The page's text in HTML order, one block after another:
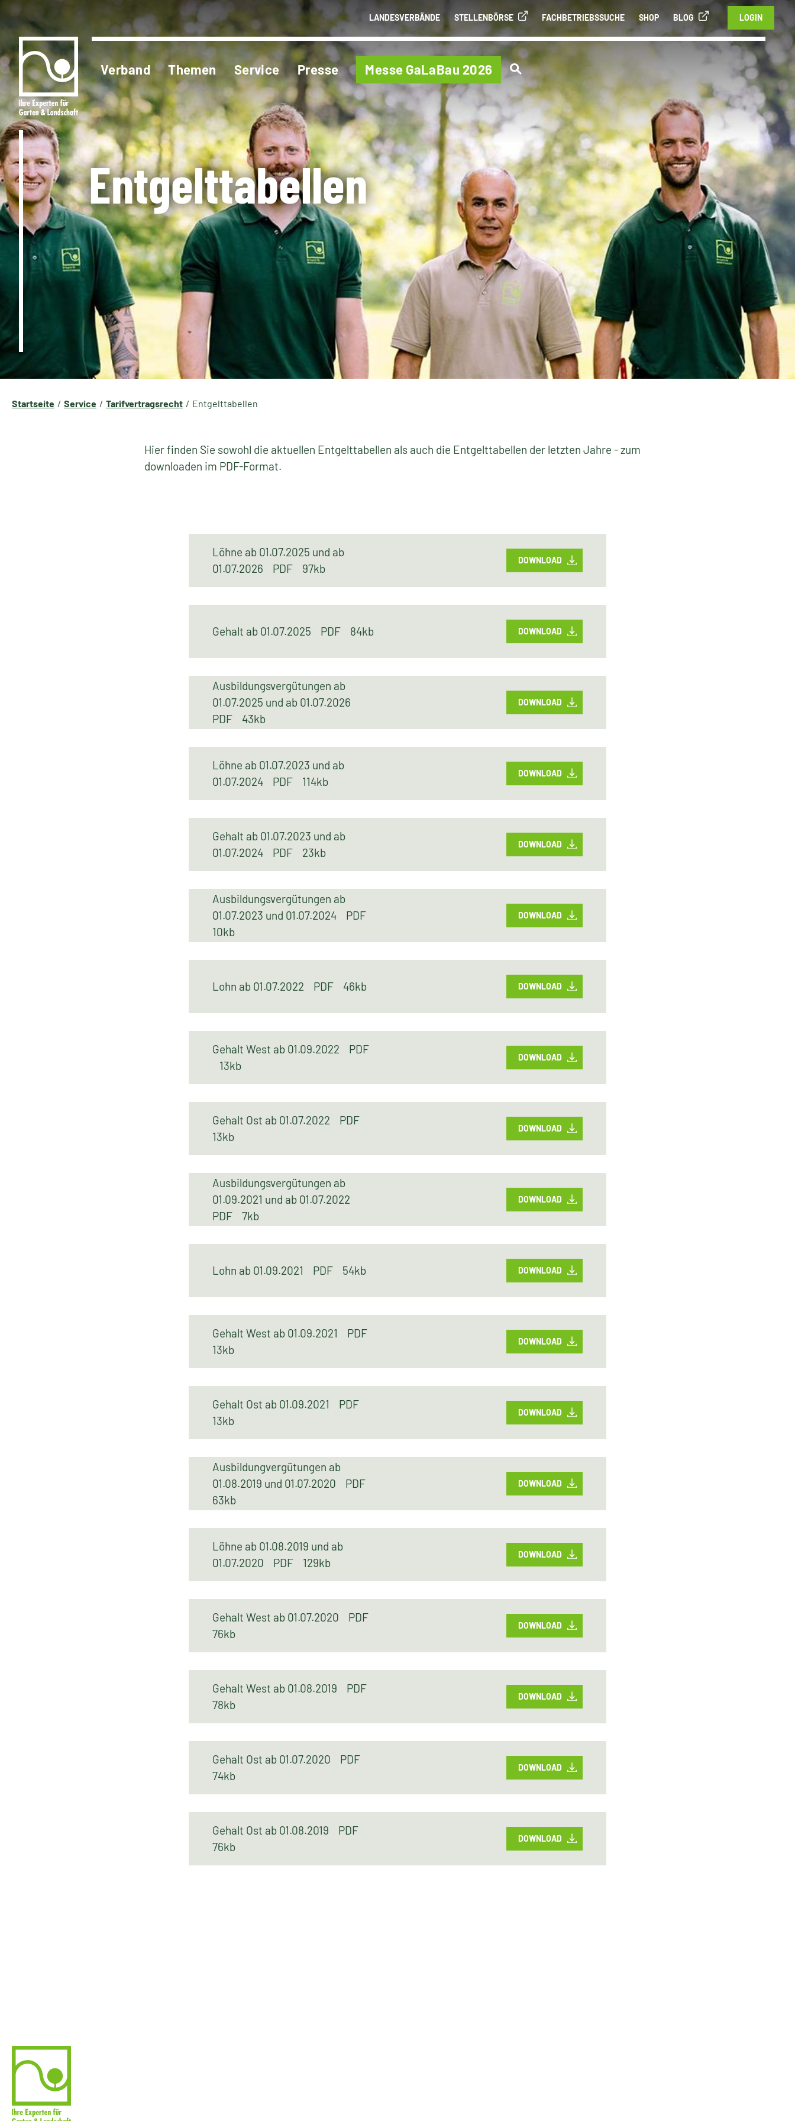
LANDESVERBÄNDE STELLENBÖRSE FACHBETRIEBSSUCHE SHOP BLOG LOGIN
Verband Themen Service Presse Messe GaLaBau 2026
Entgelttabellen
Startseite Service Tarifvertragsrecht Entgelttabellen
Hier finden Sie sowohl die aktuellen Entgelttabellen als auch die Entgelttabellen der letzten Jahre - zum
downloaden im PDF-Format.
Löhne ab 01.07.2025 und ab
01.07.2026 PDF 97kb
DOWNLOAD
Gehalt ab 01.07.2025 PDF 84kb DOWNLOAD
Ausbildungsvergütungen ab
01.07.2025 und ab 01.07.2026
PDF
43kb
DOWNLOAD
Löhne ab 01.07.2023 und ab
01.07.2024 PDF 114kb
DOWNLOAD
Gehalt ab 01.07.2023 und ab
01.07.2024 PDF 23kb
DOWNLOAD
Ausbildungsvergütungen ab
01.07.2023 und 01.07.2024 PDF
10kb
DOWNLOAD
Lohn ab 01.07.2022 PDF 46kb DOWNLOAD
Gehalt West ab 01.09.2022 PDF
13kb
DOWNLOAD
Gehalt Ost ab 01.07.2022 PDF
13kb
DOWNLOAD
Ausbildungsvergütungen ab
01.09.2021 und ab 01.07.2022
PDF
7kb
DOWNLOAD
Lohn ab 01.09.2021 PDF 54kb DOWNLOAD
Gehalt West ab 01.09.2021 PDF
13kb
DOWNLOAD
Gehalt Ost ab 01.09.2021 PDF
13kb
DOWNLOAD
Ausbildungvergütungen ab
01.08.2019 und 01.07.2020 PDF
63kb
DOWNLOAD
Löhne ab 01.08.2019 und ab
01.07.2020 PDF 129kb
DOWNLOAD
Gehalt West ab 01.07.2020 PDF
76kb
DOWNLOAD
Gehalt West ab 01.08.2019 PDF
78kb
DOWNLOAD
Gehalt Ost ab 01.07.2020 PDF
74kb
DOWNLOAD
Gehalt Ost ab 01.08.2019 PDF
76kb
DOWNLOAD